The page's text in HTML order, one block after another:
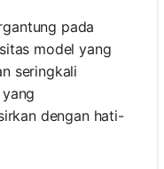
pada
model yang
seringkali
dengan hati-